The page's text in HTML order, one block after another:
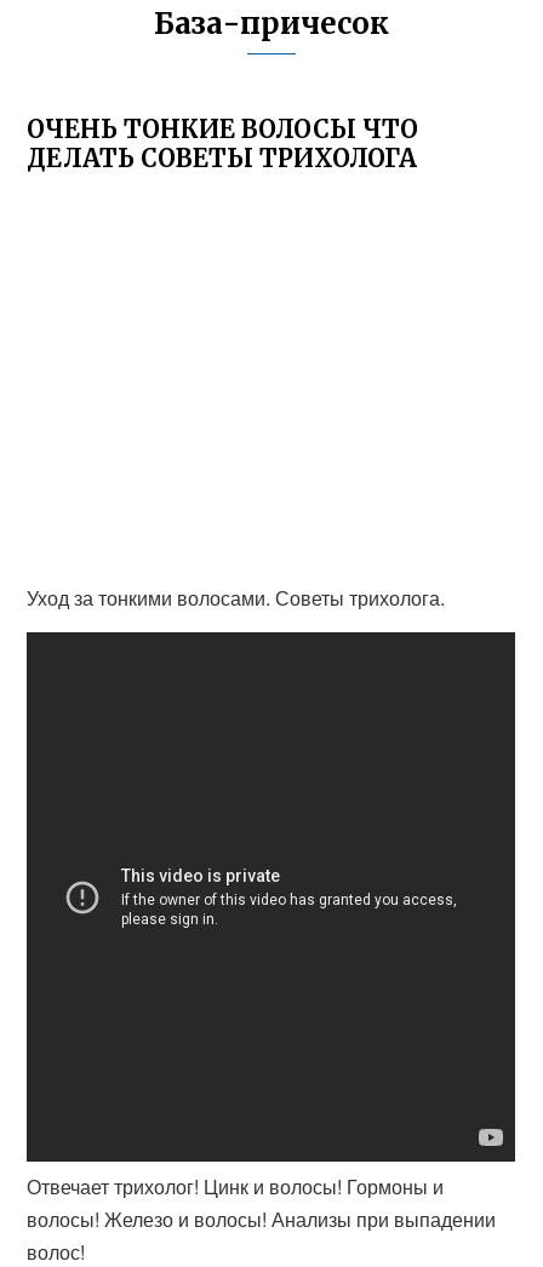
База-причесок
ОЧЕНЬ ТОНКИЕ ВОЛОСЫ ЧТО
ДЕЛАТЬ СОВЕТЫ ТРИХОЛОГА
Уход за тонкими волосами. Советы трихолога.
Отвечает трихолог! Цинк и волосы! Гормоны и
волосы! Железо и волосы! Анализы при выпадении
волос!